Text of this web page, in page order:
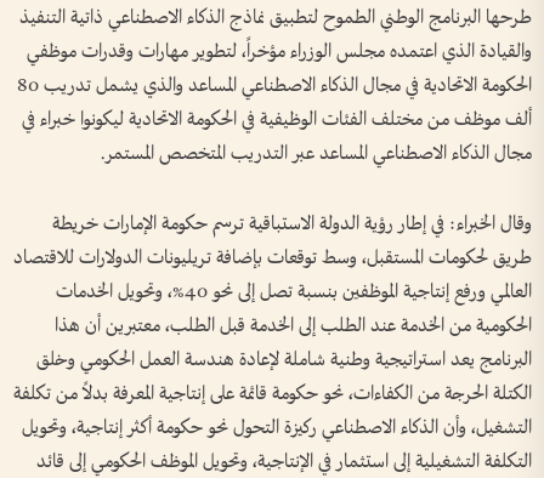
طرحها البرنامج الوطني الطموح لتطبيق نماذج الذكاء الاصطناعي ذاتية التنفيذ
والقيادة الذي اعتمده مجلس الوزراء مؤخراً، لتطوير مهارات وقدرات موظفي
الحكومة الاتحادية في مجال الذكاء الاصطناعي المساعد والذي يشمل تدريب 80
ألف موظف من مختلف الفئات الوظيفية في الحكومة الاتحادية ليكونوا خبراء في
مجال الذكاء الاصطناعي المساعد عبر التدريب المتخصص المستمر.
وقال الخبراء: في إطار رؤية الدولة الاستباقية ترسم حكومة الإمارات خريطة
طريق لحكومات المستقبل، وسط توقعات بإضافة تريليونات الدولارات للاقتصاد
العالمي ورفع إنتاجية الموظفين بنسبة تصل إلى نحو 40%، وتحويل الخدمات
الحكومية من الخدمة عند الطلب إلى الخدمة قبل الطلب، معتبرين أن هذا
البرنامج يعد استراتيجية وطنية شاملة لإعادة هندسة العمل الحكومي وخلق
الكتلة الحرجة من الكفاءات، نحو حكومة قائمة على إنتاجية المعرفة بدلاً من تكلفة
التشغيل، وأن الذكاء الاصطناعي ركيزة التحول نحو حكومة أكثر إنتاجية، وتحويل
التكلفة التشغيلية إلى استثمار في الإنتاجية، وتحويل الموظف الحكومي إلى قائد